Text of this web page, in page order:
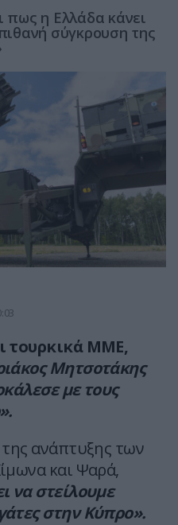
πως η Ελλάδα κάνει
σύγκρουση της
τουρκικά ΜΜΕ,
Μητσοτάκης
με τους
ανάπτυξης των
και Ψαρά,
να στείλουμε
στην Κύπρο».